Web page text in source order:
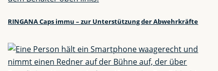
RINGANA Caps immu – zur Unterstützung der Abwehrkräfte